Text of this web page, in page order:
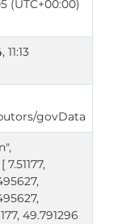
(UTC+00:00)
govData
49.791296